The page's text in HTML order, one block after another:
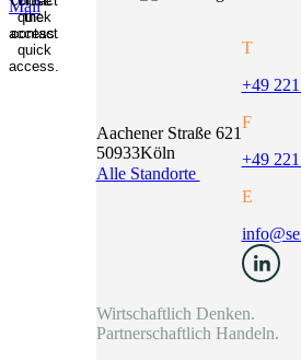
Aachener Straße 621
50933Köln
Alle Standorte
T
+49
F
+49
E
Wirtschaftlich Denken.
Partnerschaftlich Handeln.